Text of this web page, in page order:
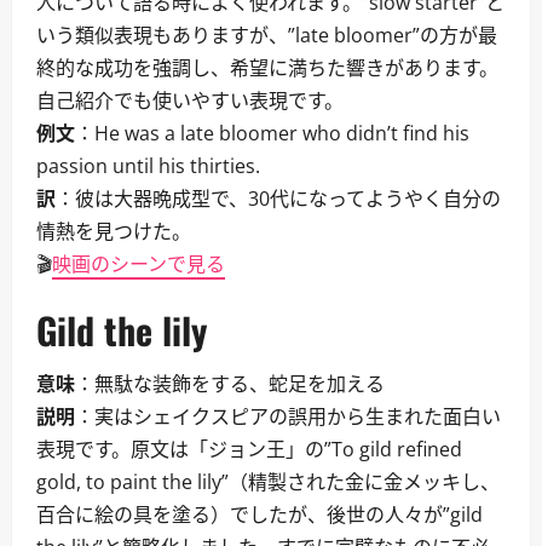
いう類似表現もありますが、”late bloomer”の方が最
終的な成功を強調し、希望に満ちた響きがあります。
自己紹介でも使いやすい表現です。
例文 ：He was a late bloomer who didn’t find his
passion until his thirties.
訳 ：彼は大器晩成型で、30代になってようやく自分の
情熱を見つけた。
🎬映画のシーンで見る
Gild the lily
意味 ：無駄な装飾をする、蛇足を加える
説明 ：実はシェイクスピアの誤用から生まれた面白い
表現です。原文は「ジョン王」の”To gild refined
gold, to paint the lily”（精製された金に金メッキし、
百合に絵の具を塗る）でしたが、後世の人々が”gild